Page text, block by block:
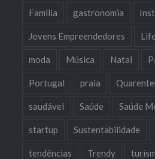
Familia gastronomia
Jovens Empreendedores
moda Música Natal
Portugal praia
saudável Saúde Saúde
startup Sustentabilidade
tendências Trendy